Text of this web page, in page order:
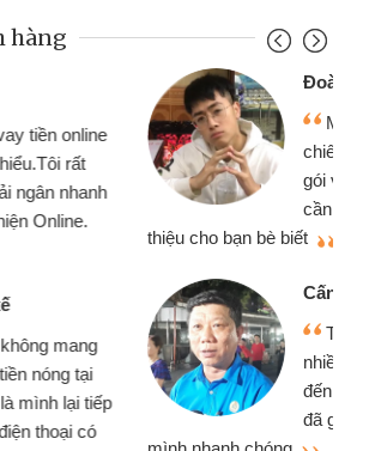
hàng
Mình cần tiền gấp nên định cầm cố
chiếc xe wave nhưng thật may đã có
gói vay tiền bằng CMND online không
cần gặp mặt nên rất tiện lợi, sẽ giới
Cấn Văn Lực - Tạp hóa
Tôi kinh doanh buôn bán nhỏ lẻ
nhiều lúc cần vốn nhập hàng, nhờ biết
đến website qua bạn bè giới thiệu tôi
đã giải quyết được công việc của